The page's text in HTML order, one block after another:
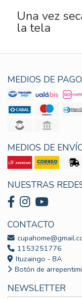
Una vez
la tela
MEDIOS DE PAGO
MEDIOS DE
NUESTRAS
CONTACTO
1153251776
Ituzaingo - BA
Botón de
NEWSLETTER